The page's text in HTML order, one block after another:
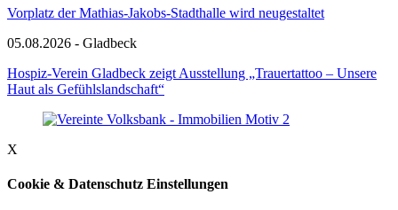
Vorplatz der Mathias-Jakobs-Stadthalle wird neugestaltet
05.08.2026 - Gladbeck
Hospiz-Verein Gladbeck zeigt Ausstellung „Trauertattoo – Unsere
Haut als Gefühlslandschaft“
X
Cookie & Datenschutz Einstellungen